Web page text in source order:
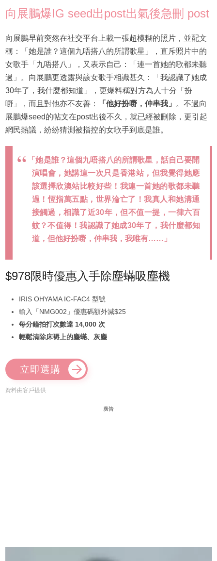
向展鵬爆IG seed出post出氣後急刪 post
向展鵬早前突然在社交平台上載一張超模糊的照片，並配文
稱：「她是誰？這個九唔搭八的所謂歌星」，直斥照片中的
女歌手「九唔搭八」，又表示自己：「連一首她的歌都未聽
過」。向展鵬更透露與該女歌手相識甚久：「我認識了她成
30年了，我什麼都知道」，更爆料稱對方為人十分「扮
嘢」，而且對他亦不友善：
「他好扮嘢，仲串我」
。不過向
展鵬爆seed的帖文在post出後不久，就已經被刪除，更引起
網民熱議，紛紛猜測被指控的女歌手到底是誰。
「她是誰？這個九唔搭八的所謂歌星，話自己要開
演唱會，她講這一次只是香港站，但我覺得她應
該選擇欣澳站比較好些！我連一首她的歌都未聽
過！恆指萬五點，世界淪亡了！我真人和她溝通
接觸過，相識了近30年，但不值一提，一律六百
蚊？不值得！我認識了她成30年了，我什麼都知
道，但他好扮嘢，仲串我，我唯有……」
$978限時優惠入手除塵蟎吸塵機
IRIS OHYAMA IC-FAC4 型號
輸入「NMG002」優惠碼額外減$25
每分鐘拍打次數達 14,000 次
輕鬆清除床褥上的塵蟎、灰塵
立即選購
資料由客戶提供
廣告